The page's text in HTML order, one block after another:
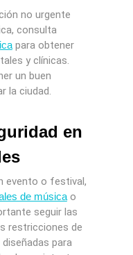
no urgente
consulta
para obtener
y clínicas.
un buen
la ciudad.
en
evento o festival,
de músicao
seguir las
restricciones de
para